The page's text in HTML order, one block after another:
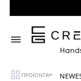
ΠΡΟΪΟΝΤΑ